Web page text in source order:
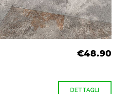
€48.90
DETTAGLI